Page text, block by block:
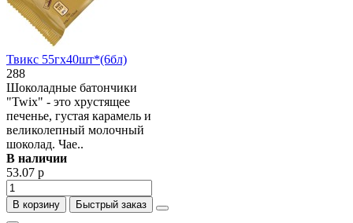
Твикс 55гх40шт*(6бл)
288
Шоколадные батончики
"Twix" - это хрустящее
печенье, густая карамель и
великолепный молочный
шоколад. Чае..
В наличии
53.07 р
В корзину Быстрый заказ